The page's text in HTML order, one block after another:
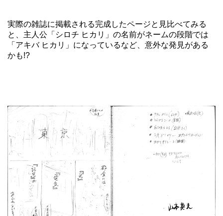
実際の雑誌に掲載される完成したページと見比べてみる
と、主人公「シロチ ヒカリ」の名前がネームの段階では
「アキバ ヒカリ」になっているなど、意外な発見がある
かも!?